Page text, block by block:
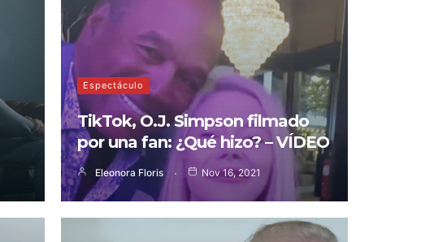
Espectáculo
TikTok, O.J. Simpson filmado
por una fan: ¿Qué hizo? – VÍDEO
Eleonora Floris Nov 16, 2021